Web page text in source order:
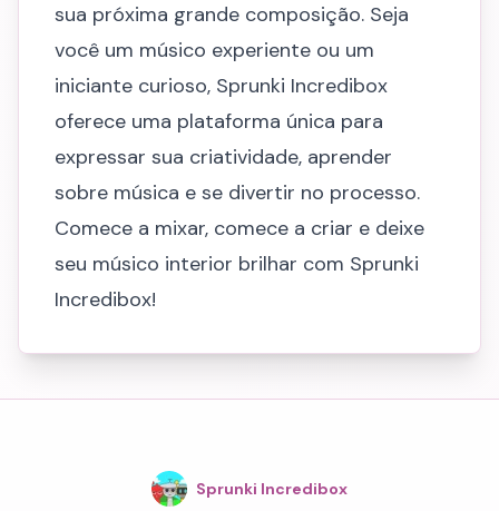
sua próxima grande composição. Seja
você um músico experiente ou um
iniciante curioso, Sprunki Incredibox
oferece uma plataforma única para
expressar sua criatividade, aprender
sobre música e se divertir no processo.
Comece a mixar, comece a criar e deixe
seu músico interior brilhar com Sprunki
Incredibox!
Sprunki Incredibox